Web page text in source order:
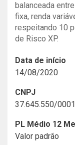
balanceada
fixa, renda
respeitando 10
de Risco XP.
Data de início
14/08/2020
CNPJ
37.645.550/
PL Médio 12
Valor padrão